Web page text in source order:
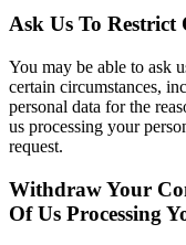
Ask Us To Restrict
You may be able to ask
certain circumstances,
personal data for the
us processing your
request.
Withdraw Your
Of Us Processing